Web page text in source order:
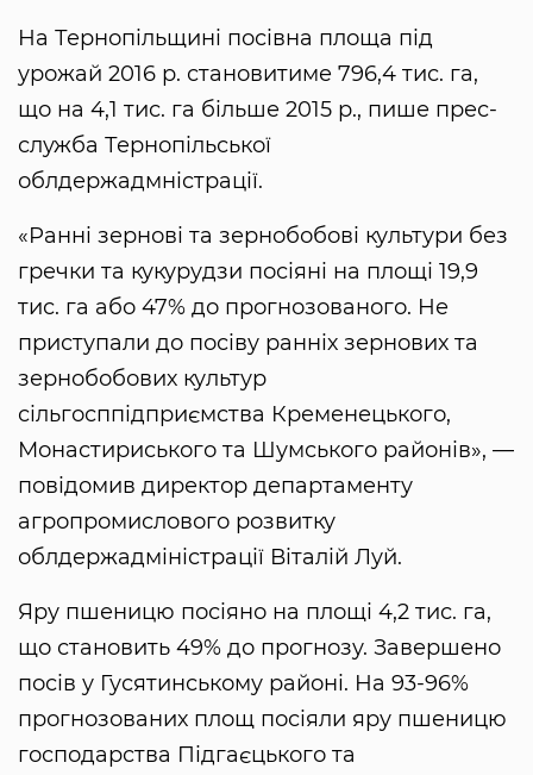
На Тернопільщині посівна площа під
урожай 2016 р. становитиме 796,4 тис. га,
що на 4,1 тис. га більше 2015 р., пише прес-
служба Тернопільської
облдержадмністрації.
«Ранні зернові та зернобобові культури без
гречки та кукурудзи посіяні на площі 19,9
тис. га або 47% до прогнозованого. Не
приступали до посіву ранніх зернових та
зернобобових культур
сільгосппідприємства Кременецького,
Монастириського та Шумського районів», —
повідомив директор департаменту
агропромислового розвитку
облдержадміністрації Віталій Луй.
Яру пшеницю посіяно на площі 4,2 тис. га,
що становить 49% до прогнозу. Завершено
посів у Гусятинському районі. На 93-96%
прогнозованих площ посіяли яру пшеницю
господарства Підгаєцького та